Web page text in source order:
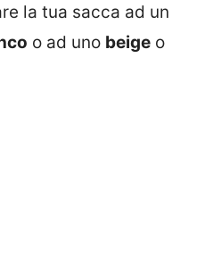
la tua sacca ad un
o ad uno beige o